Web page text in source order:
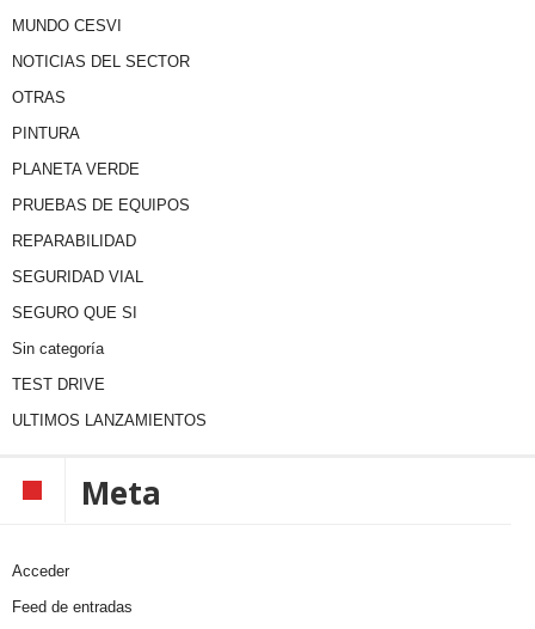
MUNDO CESVI
NOTICIAS DEL SECTOR
OTRAS
PINTURA
PLANETA VERDE
PRUEBAS DE EQUIPOS
REPARABILIDAD
SEGURIDAD VIAL
SEGURO QUE SI
Sin categoría
TEST DRIVE
ULTIMOS LANZAMIENTOS
Meta
Acceder
Feed de entradas